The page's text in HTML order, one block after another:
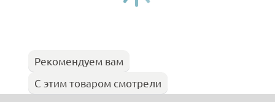
Рекомендуем вам
С этим товаром смотрели